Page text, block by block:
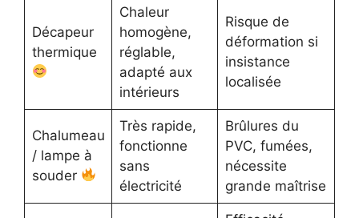
Décapeur
thermique
Chaleur
homogène,
réglable,
adapté aux
intérieurs
Risque de
déformation si
insistance
localisée
Chalumeau
/ lampe à
souder
Très rapide,
fonctionne
sans
électricité
Brûlures du
PVC, fumées,
nécessite
grande maîtrise